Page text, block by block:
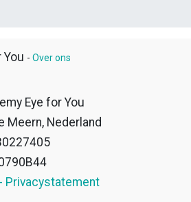
You - Over ons
Eye for You
Meern, Nederland
Privacystatement